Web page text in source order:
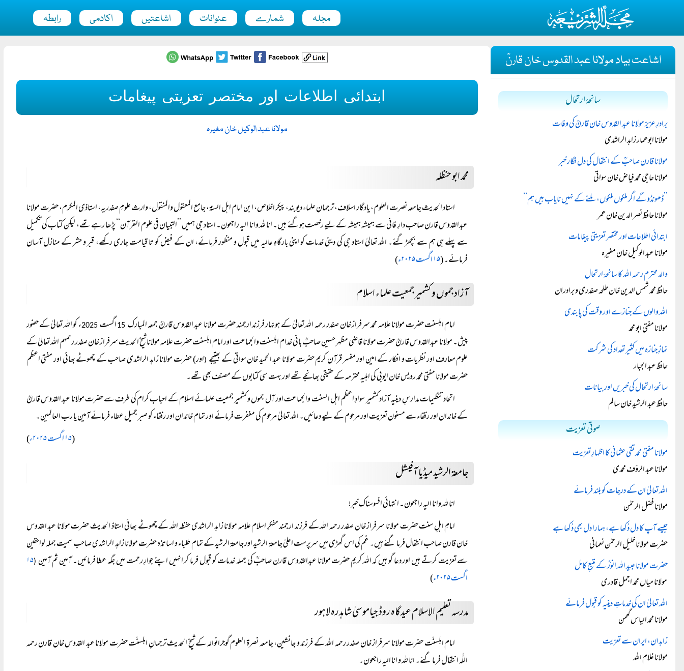
مجلہ شمارے عنوانات اشاعتیں اکادمی رابطہ
ابتدائی اطلاعات اور مختصر تعزیتی پیغامات
مولانا عبد الوکیل خان مغیرہ
محمد ابو حنظلہ
استاد الحدیث جامعہ نصرت العلوم، یادگار اسلاف، ترجمانِ علماء دیوبند، پیکر اخلاص، ابن امام اہل السنۃ، جامع المعقول والمنقول، وارث علومِ صفدریہ، استاذی المکرم، حضرت مولانا
عبدالقدوس قارن صاحب دارِ فانی سے ہمیشہ ہمیشہ کے لیے رخصت ہوگئے ہیں۔ انا للہ وانا الیہ راجعون۔ استاد جی ہمیں ’’التبیان فی علوم القرآن‘‘ پڑھا رہے تھے، لیکن کتاب کی تکمیل
سے پہلے ہی ہم سے بچھڑ گئے۔ اللہ تعالیٰ استاد جی کی دینی خدمات کو اپنی بارگاہِ عالیہ میں قبول و منظور فرمائے، ان کے فیض کو تا قیامت جاری رکھے، قبر و حشر کے منازل آسان
فرمائے۔(۱۵ اگست ۲۰۲۵ء )
آزاد جموں و کشمیر جمعیت علماء اسلام
امام اہلسنت حضرت مولانا علامہ محمد سرفراز خان صفدر رحمہ اللہ تعالیٰ کے ہونہار فرزند ارجمند حضرت مولانا عبد القدوس قارنؒ جمعہ المبارک اگست 2025
ء کو اللہ تعالیٰ کے حضور
پیش۔ مولانا عبدالقدوس قارنؒ حضرت مولانا قاضی مظہر حسین صاحبؒ بانی خدام اہلسنت والجماعت اور امام اہلسنت حضرت علامہ مولانا شیخ الحدیث سرفراز خان صفدر رحمہم اللہ تعالیٰ کے
علوم معارف اور نظریات و افکار کے امین اور مفسر قرآن کریم حضرت مولانا عبد الحمید خان سواتی کے بھتیجے (اور) حضرت مولانا زاہد الراشدی صاحب کے چھوٹے بھائی اور مفتی اعظم
حضرت مولانا مفتی محمد رویس خان ایوبی کی اہلیہ محترمہ کے حقیقی بھانجے تھے اور بہت سی کتابوں کے مصنف بھی تھے۔
اتحاد تنظیمات مدارسِ دینیہ آزاد کشمیر سوادِ اعظم اہل السنت والجماعت اور آل جموں و کشمیر جمعیت علمائے اسلام کے احباب کرام کی طرف سے حضرت مولانا عبد القدوس قارنؒ
کے خاندان اور رفقاء سے مسنون تعزیت اور مرحوم کے لیے دعائیں۔ اللہ تعالیٰ مرحوم کی مغفرت فرمائے اور تمام خاندان اور رفقاء کو صبر جمیل عطاء فرمائے آمین یا رب العالمین۔
(۱۵ اگست ۲۰۲۵ء )
جامعۃ الرشید میڈیا آفیشل
انا للہ وانا الیہ راجعون۔ انتہائی افسوسناک خبر!
امامِ اہلِ سنت حضرت مولانا سرفراز خان صفدر رحمہ اللہ کے فرزند ارجمند مفکرِ اسلام علامہ مولانا زاہد الراشدی حفظہ اللہ کے چھوٹے بھائی استاذ الحدیث حضرت مولانا عبد القدوس
خان قارن صاحب انتقال فرما گئے ہیں۔ غم کی اس گھڑی میں سرپرست اعلیٰ جامعۃ الرشید اور جامعۃ الرشید کے تمام طلباء و اساتذہ حضرت مولانا زاہد الراشدی صاحب سمیت جملہ لواحقین
سے تعزیت کرتے ہیں اور دعا گو ہیں کہ اللہ کریم حضرت مولانا عبدالقدوس قارن صاحبؒ کی جملہ خدمات کو قبول فرما کر انہیں اپنے جوارِ رحمت میں جگہ عطا فرمائیں۔ آمین ثم آمین (۱۵
اگست ۲۰۲۵ء
)
مدرسہ تعلیم الاسلام عیدگاہ روڈ جیاموسیٰ شاہدرہ لاہور
امام اہلسنّت حضرت مولانا سرفراز خان صفدر رحمہ اللہ کے فرزند و جانشین، جامعہ نصرۃ العلوم گوجرانوالہ کے شیخ الحدیث ترجمانِ اہلسنّت حضرت مولانا عبد القدوس خان قارن رحمہ
اللّٰہ انتقال فرما گئے۔ انا للہ و انا الیہ راجعون۔
اشاعت بیاد مولانا عبد القدوس خان قارنؒ
سانحۂ ارتحال
برادرِ عزیز مولانا عبد القدوس خان قارنؒ کی وفات
مولانا ابوعمار زاہد الراشدی
مولانا قارن صاحبؒ کے انتقال کی دل فگار خبر
مولانا حاجی محمد فیاض خان سواتی
’’ڈھونڈو گے اگر ملکوں ملکوں، ملنے کے نہیں نایاب ہیں ہم‘‘
مولانا حافظ نصر الدین خان عمر
ابتدائی اطلاعات اور مختصر تعزیتی پیغامات
مولانا عبد الوکیل خان مغیرہ
والد محترم رحمہ اللہ کا سانحۂ ارتحال
حافظ محمد شمس الدین خان طلحہ صفدری و برادران
اللہ والوں کے جنازے اور وقت کی پابندی
مولانا مفتی ابو محمد
نمازِ جنازہ میں کثیر تعداد کی شرکت
حافظ عبد الجبار
سانحۂ ارتحال کی خبریں اور بیانات
حافظ عبد الرشید خان سالم
صوتی تعزیت
مولانا مفتی محمد تقی عثمانی کا اظہارِ تعزیت
مولانا عبد الرؤف محمدی
اللہ تعالیٰ ان کے درجات کو بلند فرمائے
مولانا فضل الرحمٰن
جیسے آپ کا دل دُکھا ہے، ہمارا دل بھی دُکھا ہے
حضرت مولانا خلیل الرحمٰن نعمانی
حضرت مولانا عبید اللہ انورؒ کے متبعِ کامل
مولانا میاں محمد اجمل قادری
اللہ تعالیٰ ان کی خدماتِ دینیہ کو قبول فرمائے
مولانا محمد الیاس گھمن
زاہدان، ایران سے تعزیت
مولانا غلام اللہ